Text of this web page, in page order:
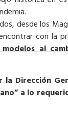
desde los
con
al
la Dirección
a lo